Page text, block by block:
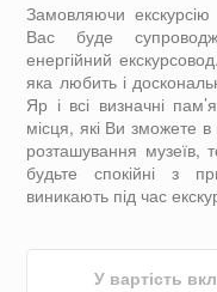
Замовляючи
Вас буде
енергійний
яка любить і
Яр і всі визначні
місця, які Ви зможете
розташування музеїв,
будьте спокійні з
виникають під час
У вартість